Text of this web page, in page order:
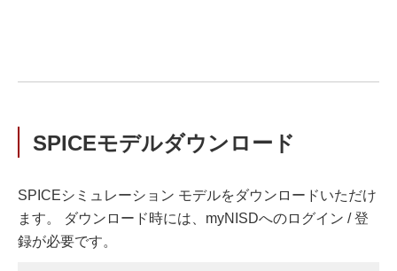
SPICEモデルダウンロード
SPICEシミュレーション モデルをダウンロードいただけ
ます。 ダウンロード時には、myNISDへのログイン / 登
録が必要です。